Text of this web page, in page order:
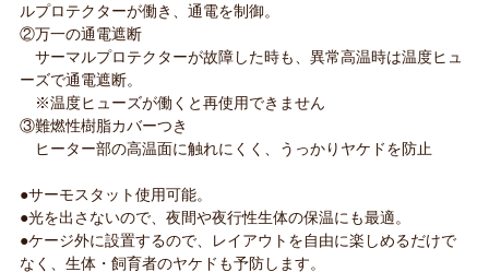
ルプロテクターが働き、通電を制御。
②万一の通電遮断
サーマルプロテクターが故障した時も、異常高温時は温度ヒュ
ーズで通電遮断。
※温度ヒューズが働くと再使用できません
③難燃性樹脂カバーつき
ヒーター部の高温面に触れにくく、うっかりヤケドを防止
●サーモスタット使用可能。
●光を出さないので、夜間や夜行性生体の保温にも最適。
●ケージ外に設置するので、レイアウトを自由に楽しめるだけで
なく、生体・飼育者のヤケドも予防します。